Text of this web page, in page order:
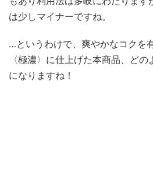
は少しマイナーですね。
…というわけで、爽やかなコクを
〈極濃〉に仕上げた本商品、ど
になりますね！